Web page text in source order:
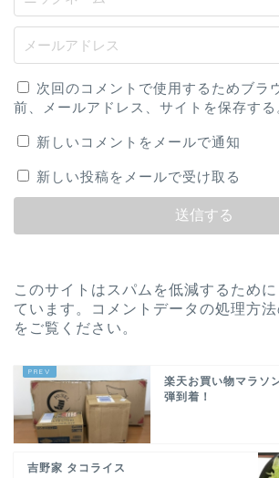
次回のコメントで使用するためブラ
前、メールアドレス、サイトを保存する
新しいコメントをメールで通知
新しい投稿をメールで受け取る
このサイトはスパムを低減するため
ています。
コメントデータの処理方
をご覧ください 。
楽天お買い物マラソ
弾到着！
吉野家 タコライス